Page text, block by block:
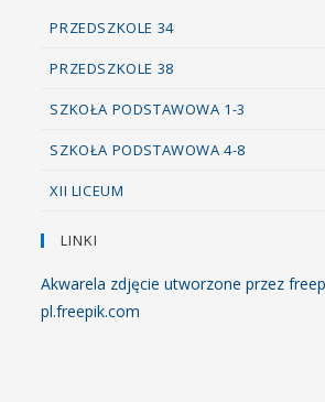
PRZEDSZKOLE 34
PRZEDSZKOLE 38
SZKOŁA PODSTAWOWA 1-3
SZKOŁA PODSTAWOWA 4-8
XII LICEUM
LINKI
Akwarela zdjęcie utworzone przez
pl.freepik.com